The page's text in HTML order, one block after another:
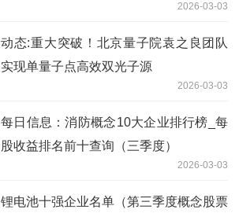
2026-03-03
动态:重大突破！北京量子院袁之良团队
实现单量子点高效双光子源
2026-03-03
每日信息：消防概念10大企业排行榜_每
股收益排名前十查询（三季度）
2026-03-03
锂电池十强企业名单（第三季度概念股票